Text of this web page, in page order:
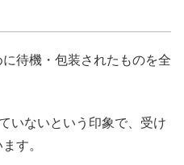
待機・包装されたものを全
いないという印象で、受け
す。